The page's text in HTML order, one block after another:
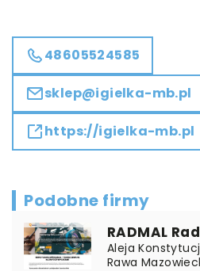
48605524585
sklep@igielka-mb.pl
https://igielka-mb.pl
Podobne firmy
RADMAL
Aleja
Rawa